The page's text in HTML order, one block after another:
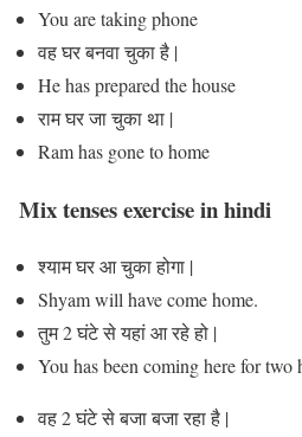
You are taking phone
वह घर बनवा चुका है |
He has prepared the house
राम घर जा चुका था |
Ram has gone to home
Mix tenses exercise in hindi
श्याम घर आ चुका होगा |
Shyam will have come home.
तुम 2 घंटे से यहां आ रहे हो |
You has been coming here for two
वह 2 घंटे से बजा बजा रहा है |